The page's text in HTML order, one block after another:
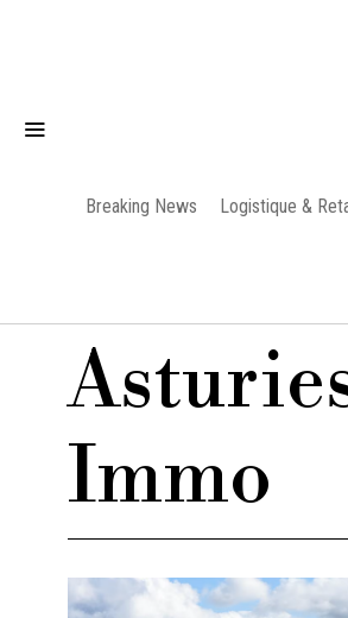
Breaking News Logistique &
Immo